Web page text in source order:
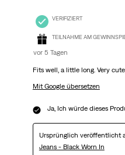
VERIFIZIERT
TEILNAHME AM
vor 5 Tagen
Fits well, a little long. Very
Mit Google übersetzen
Ja, Ich würde dieses
Ursprünglich veröffentlicht
Jeans - Black Worn In